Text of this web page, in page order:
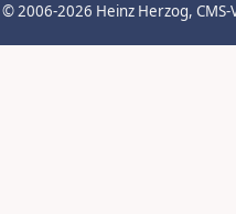
© 2006-2026 Heinz Herzog,